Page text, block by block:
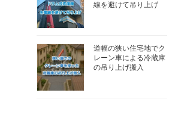
線を避けて吊り上げ
道幅の狭い住宅地でク
レーン車による冷蔵庫
の吊り上げ搬入